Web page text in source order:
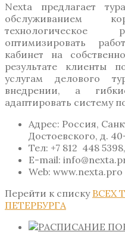
Nexta предлагает
обслуживанием
технологическое
оптимизировать
кабинет на
результате клиенты
услугам делового
внедрении, а
адаптировать систему
Адрес: Россия,
Достоевского, д.
Тел: +7 812 448
E-mail:
Web: www.nexta.pro
Перейти к списку ВСЕХ
ПЕТЕРБУРГА